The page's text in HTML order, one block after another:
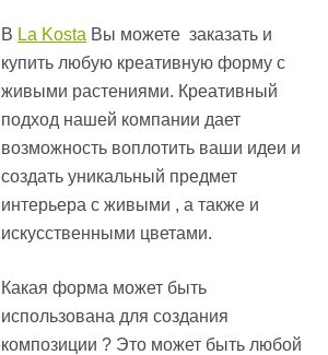
В La Kosta Вы можете заказать и
купить любую креативную форму с
живыми растениями. Креативный
подход нашей компании дает
возможность воплотить ваши идеи и
создать уникальный предмет
интерьера с живыми , а также и
искусственными цветами.
Какая форма может быть
использована для создания
композиции ? Это может быть любой